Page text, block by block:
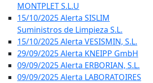
MONTPLET S.L.U
15/10/2025 Alerta SISLIM
Suministros de Limpieza S.L.
15/10/2025 Alerta VESISMIN, S.L.
29/09/2025 Alerta KNEIPP GmbH
09/09/2025 Alerta ERBORIAN, S.L.
09/09/2025 Alerta LABORATOIRES